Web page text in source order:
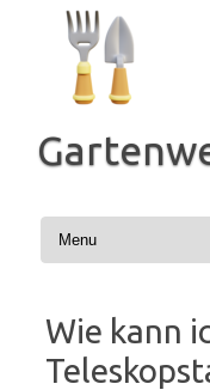
Inhalt
springen
Wie kann